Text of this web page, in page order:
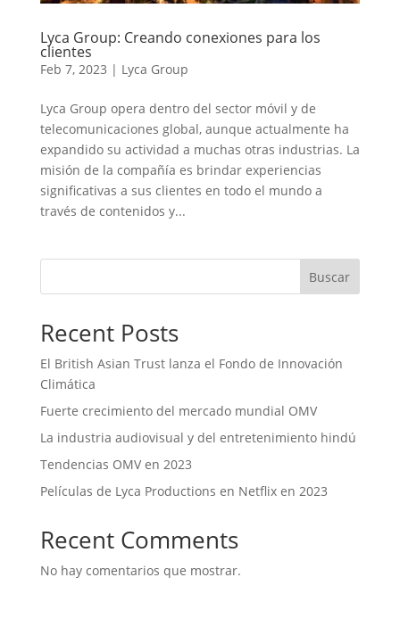
Lyca Group: Creando conexiones para los
clientes
Feb 7, 2023 | Lyca Group
Lyca Group opera dentro del sector móvil y de
telecomunicaciones global, aunque actualmente ha
expandido su actividad a muchas otras industrias. La
misión de la compañía es brindar experiencias
significativas a sus clientes en todo el mundo a
través de contenidos y...
Buscar
Recent Posts
El British Asian Trust lanza el Fondo de Innovación
Climática
Fuerte crecimiento del mercado mundial OMV
La industria audiovisual y del entretenimiento hindú
Tendencias OMV en 2023
Películas de Lyca Productions en Netflix en 2023
Recent Comments
No hay comentarios que mostrar.